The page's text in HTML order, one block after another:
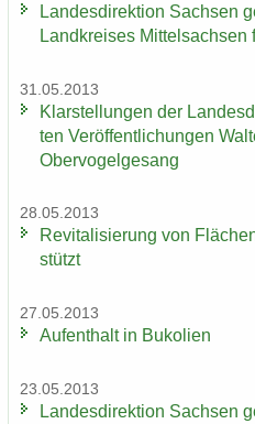
Lan­des­di­rek­ti­on Sach­sen
Land­krei­ses Mit­tel­sach­sen
31.05.2013
Klar­stel­lun­gen der
ten Ver­öf­fent­li­chun­gen
Ober­vo­gel­ge­sang
28.05.2013
Re­vi­ta­li­sie­rung von
stützt
27.05.2013
Auf­ent­halt in Bu­ko­li­en
23.05.2013
Lan­des­di­rek­ti­on Sach­sen